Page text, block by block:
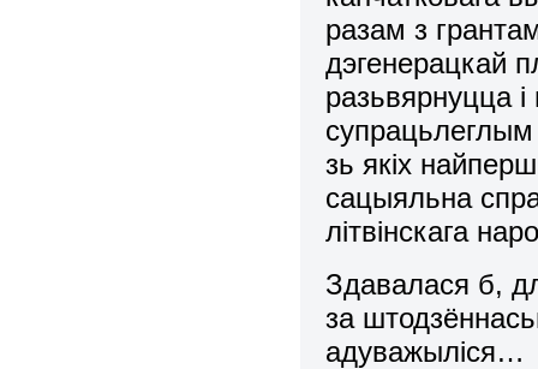
разам з
дэгенерацкай
разьвярнуцца
супрацьлеглым
зь якіх
сацыяльна
літвінскага
Здавалася б,
за
адуважыліся…